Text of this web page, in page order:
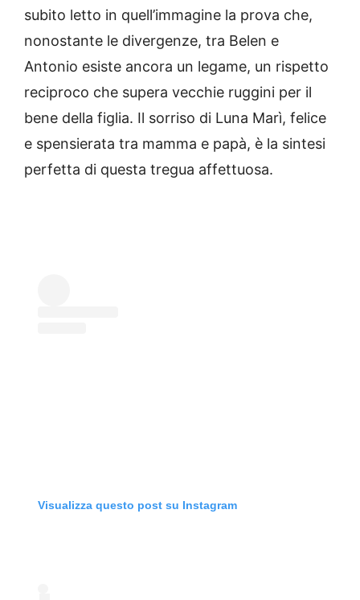
subito letto in quell’immagine la prova che,
nonostante le divergenze, tra Belen e
Antonio esiste ancora un legame, un rispetto
reciproco che supera vecchie ruggini per il
bene della figlia. Il sorriso di Luna Marì, felice
e spensierata tra mamma e papà, è la sintesi
perfetta di questa tregua affettuosa.
Visualizza questo post su Instagram